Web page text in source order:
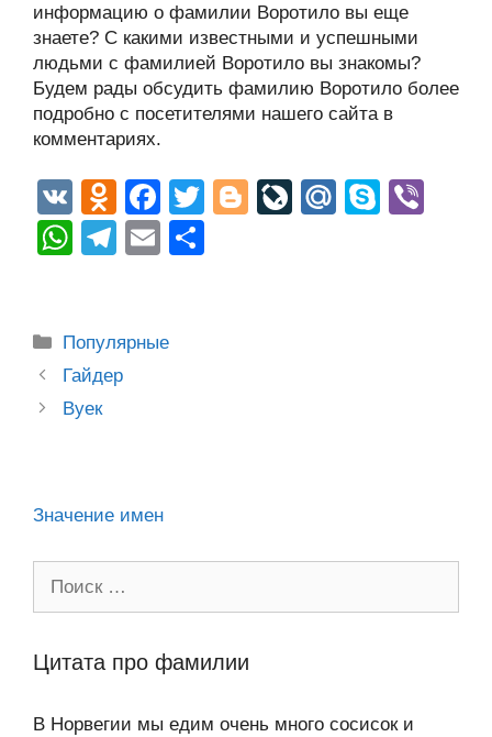
информацию о фамилии Воротило вы еще
знаете? С какими известными и успешными
людьми с фамилией Воротило вы знакомы?
Будем рады обсудить фамилию Воротило более
подробно с посетителями нашего сайта в
комментариях.
V
K
O
d
n
kl
a
F
a
c
b
T
Bl
Li
M
S
W
s
A
p
T
gr
a
E
Рубрики
Популярные
Post
navigation
Гайдер
Вуек
Значение имен
Цитата про фамилии
В Норвегии мы едим очень много сосисок и